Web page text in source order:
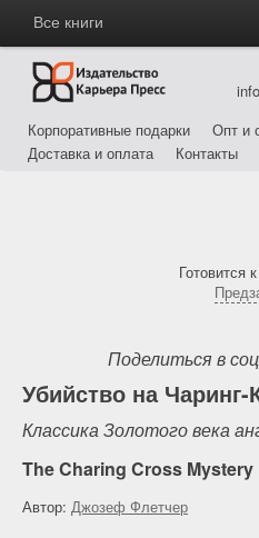
Все книги
Корпоративные подарки
Опт и
Доставка и оплата
Контакты
Готовится
Поделиться в